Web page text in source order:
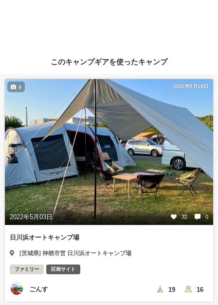
このキャンプギアを使ったキャンプ
2022年5月18日
2022年5月03日 32 0
4
日川浜オートキャンプ場
[茨城県] 神栖市営 日川浜オートキャンプ場
ファミリー 区画サイト
ごんす 19 16